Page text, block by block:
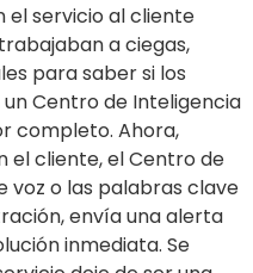
el servicio al cliente
a ciegas,
para saber si los
Centro de Inteligencia
completo. Ahora,
el cliente, el Centro de
voz o las palabras clave
envía una alerta
inmediata. Se